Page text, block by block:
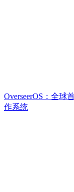
OverseerOS：全球
作系统